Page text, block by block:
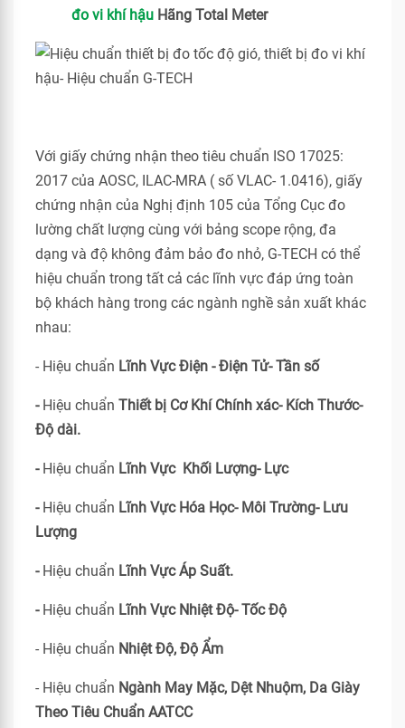
đo vi khí hậu Hãng Total Meter
Với giấy chứng nhận theo tiêu chuẩn ISO 17025:
2017 của AOSC, ILAC-MRA ( số VLAC- 1.0416), giấy
chứng nhận của Nghị định 105 của Tổng Cục đo
lường chất lượng cùng với bảng scope rộng, đa
dạng và độ không đảm bảo đo nhỏ, G-TECH có thể
hiệu chuẩn trong tất cả các lĩnh vực đáp ứng toàn
bộ khách hàng trong các ngành nghề sản xuất khác
nhau:
- Hiệu chuẩn Lĩnh Vực Điện - Điện Tử- Tần số
- Hiệu chuẩn Thiết bị Cơ Khí Chính xác- Kích Thước-
Độ dài.
- Hiệu chuẩn Lĩnh Vực Khối Lượng- Lực
- Hiệu chuẩn Lĩnh Vực Hóa Học- Môi Trường- Lưu
Lượng
- Hiệu chuẩn Lĩnh Vực Áp Suất.
-Hiệu chuẩn Lĩnh Vực Nhiệt Độ- Tốc Độ
- Hiệu chuẩn Nhiệt Độ, Độ Ẩm
- Hiệu chuẩn Ngành May Mặc, Dệt Nhuộm, Da Giày
Theo Tiêu Chuẩn AATCC